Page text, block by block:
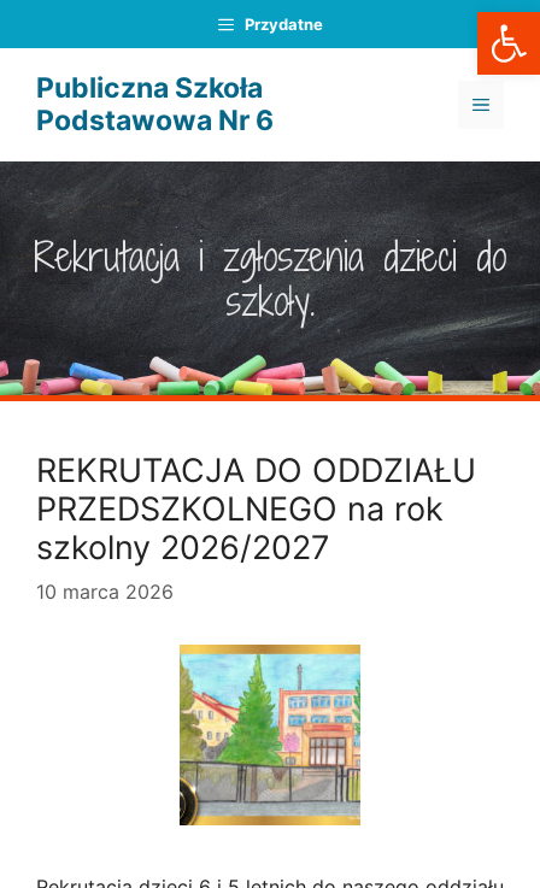
do
treści
Przydatne
Publiczna Szkoła
Podstawowa Nr 6
MENU
Rekrutacja i zgłoszenia dzieci do
szkoły.
REKRUTACJA DO ODDZIAŁU
PRZEDSZKOLNEGO na rok
szkolny 2026/2027
10 marca 2026